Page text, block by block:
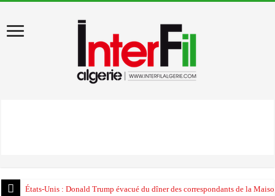
États-Unis : Donald Trump évacué du dîner des correspondants de la